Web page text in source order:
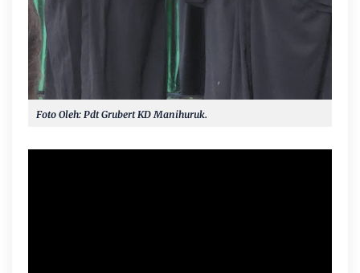
Foto Oleh: Pdt Grubert KD Manihuruk.